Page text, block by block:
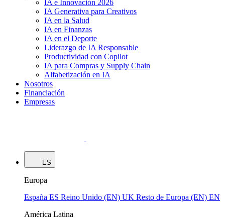
IA e Innovación 2026
IA Generativa para Creativos
IA en la Salud
IA en Finanzas
IA en el Deporte
Liderazgo de IA Responsable
Productividad con Copilot
IA para Compras y Supply Chain
Alfabetización en IA
Nosotros
Financiación
Empresas
ES
Europa
España ES Reino Unido (EN) UK Resto de Europa (EN) EN
América Latina